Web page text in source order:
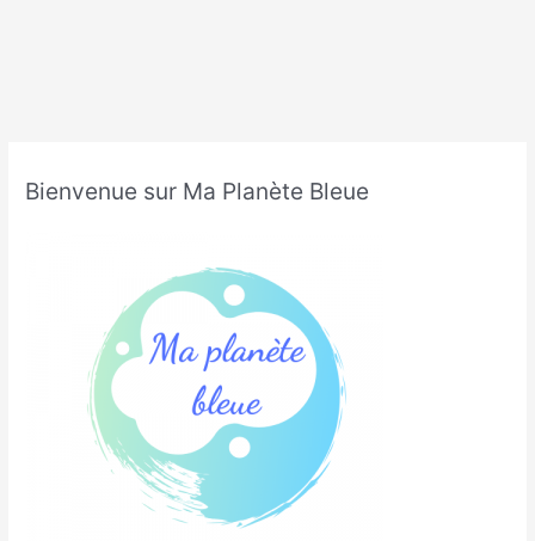
Bienvenue sur Ma Planète Bleue